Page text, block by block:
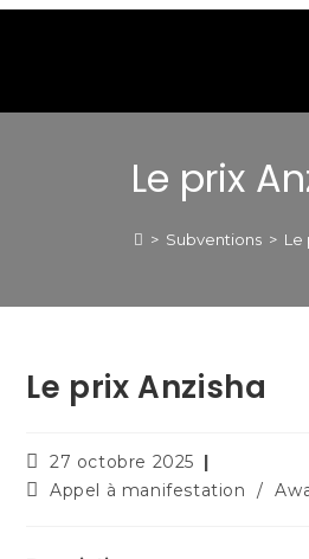
Le prix
> Subventions > Le
Le prix Anzisha
27 octobre 2025
Appel à manifestation
/